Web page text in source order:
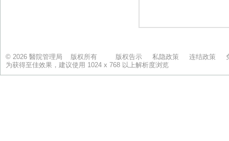
© 2026 醫院管理局 版权所有 版权告示 私隐政策 连结政策
为获得至佳效果，建议使用 1024 x 768 以上解析度浏览